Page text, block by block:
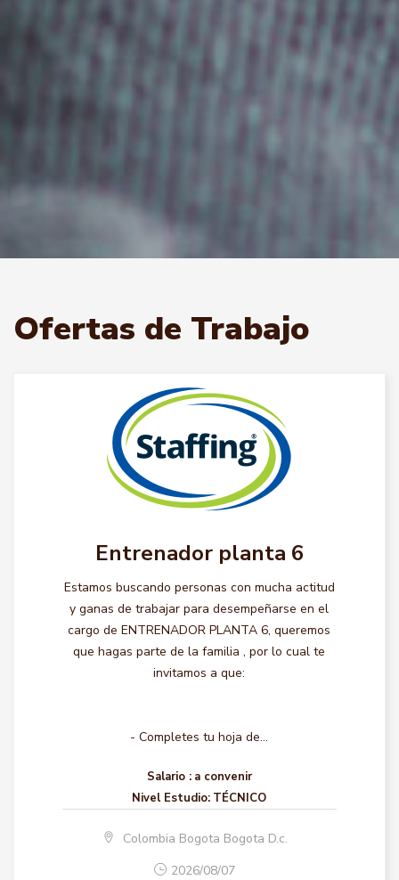
Ofertas de Trabajo
Entrenador planta 6
Estamos buscando personas con mucha actitud
y ganas de trabajar para desempeñarse en el
cargo de ENTRENADOR PLANTA 6, queremos
que hagas parte de la familia , por lo cual te
invitamos a que:
- Completes tu hoja de...
Salario : a convenir
Nivel Estudio: TÉCNICO
Colombia Bogota Bogota D.c.
2026/08/07